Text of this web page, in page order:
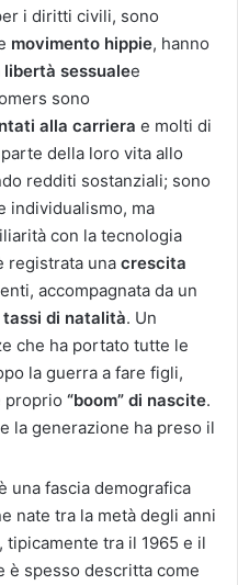
i diritti civili, sono
movimento hippie, hanno
libertà sessualee
sono
alla carriera e molti di
della loro vita allo
redditi sostanziali; sono
individualismo, ma
con la tecnologia
registrata una crescita
accompagnata da un
di natalità. Un
che ha portato tutte le
la guerra a fare figli,
proprio “boom” di nascite.
la generazione ha preso il
una fascia demografica
nate tra la metà degli anni
tipicamente tra il 1965 e il
è spesso descritta come